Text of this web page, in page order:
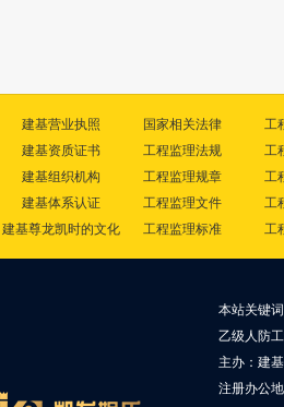
建基营业执照
建基资质证书
建基组织机构
建基体系认证
建基尊龙凯时的文化
国家相关法律
工程监理法规
工程监理规章
工程监理文件
工程监理标准
工
工
工
工
工
本站关键
乙级人防
主办：建
注册办公